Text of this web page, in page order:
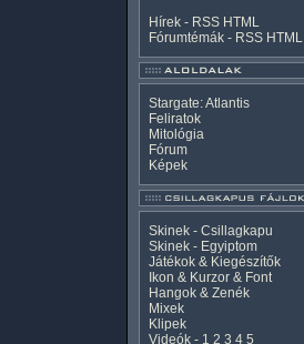
Hírek - RSS HTML
Fórumtémák - RSS HTML
Stargate: Atlantis
Feliratok
Mitológia
Fórum
Képek
Skinek - Csillagkapu
Skinek - Egyiptom
Játékok & Kiegészítők
Ikon & Kurzor & Font
Hangok & Zenék
Mixek
Klipek
Videók- 1 2 3 4 5